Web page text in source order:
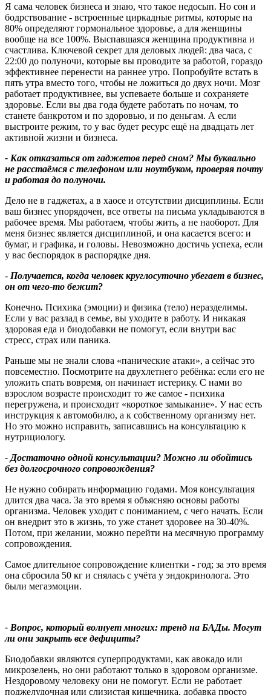
Я сама человек бизнеса и знаю, что такое недосып. Но сон и
бодрствование - встроенные циркадные ритмы, которые на
80% определяют гормональное здоровье, а для женщины
вообще на все 100%. Выспавшаяся женщина продуктивна и
счастлива. Ключевой секрет для деловых людей: два часа, с
22:00 до полуночи, которые вы проводите за работой, гораздо
эффективнее перенести на раннее утро. Попробуйте встать в
пять утра вместо того, чтобы не ложиться до двух ночи. Мозг
работает продуктивнее, вы успеваете больше и сохраняете
здоровье. Если вы два года будете работать по ночам, то
станете банкротом и по здоровью, и по деньгам. А если
выстроите режим, то у вас будет ресурс ещё на двадцать лет
активной жизни и бизнеса.
- Как отказаться от гаджетов перед сном? Мы буквально
не расстаёмся с телефоном или ноутбуком, проверяя почту
и работая до полуночи.
Дело не в гаджетах, а в хаосе и отсутствии дисциплины. Если
ваш бизнес упорядочен, все ответы на письма укладываются в
рабочее время. Мы работаем, чтобы жить, а не наоборот. Для
меня бизнес является дисциплиной, и она касается всего: и
бумаг, и графика, и головы. Невозможно достичь успеха, если
у вас беспорядок в распорядке дня.
- Получается, когда человек круглосуточно убегает в бизнес,
он от чего‑то бежит?
Конечно. Психика (эмоции) и физика (тело) неразделимы.
Если у вас разлад в семье, вы уходите в работу. И никакая
здоровая еда и биодобавки не помогут, если внутри вас
стресс, страх или паника.
Раньше мы не знали слова «панические атаки», а сейчас это
повсеместно. Посмотрите на двухлетнего ребёнка: если его не
уложить спать вовремя, он начинает истерику. С нами во
взрослом возрасте происходит то же самое - психика
перегружена, и происходит «короткое замыкание». У нас есть
инструкция к автомобилю, а к собственному организму нет.
Но это можно исправить, записавшись на консультацию к
нутрициологу.
- Достаточно одной консультации? Можно ли обойтись
без долгосрочного сопровождения?
Не нужно собирать информацию годами. Моя консультация
длится два часа. За это время я объясняю основы работы
организма. Человек уходит с пониманием, с чего начать. Если
он внедрит это в жизнь, то уже станет здоровее на 30-40%.
Потом, при желании, можно перейти на месячную программу
сопровождения.
Самое длительное сопровождение клиентки - год; за это время
она сбросила 50 кг и снялась с учёта у эндокринолога. Это
были мегаэмоции.
- Вопрос, который волнует многих: тренд на БАДы. Могут
ли они закрыть все дефициты?
Биодобавки являются суперпродуктами, как авокадо или
микрозелень, но они работают только в здоровом организме.
Нездоровому человеку они не помогут. Если не работает
поджелудочная или слизистая кишечника, добавка просто